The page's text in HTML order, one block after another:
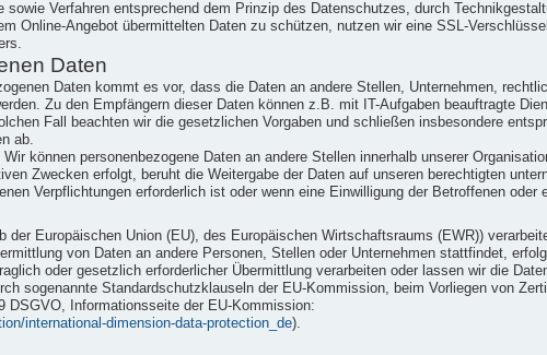
sowie Verfahren entsprechend dem Prinzip des Datenschutzes, durch
Online-Angebot übermittelten Daten zu schützen, nutzen wir eine SSL-
Daten
Daten kommt es vor, dass die Daten an andere Stellen, Unternehmen,
Zu den Empfängern dieser Daten können z.B. mit IT-Aufgaben beauftragte
Fall beachten wir die gesetzlichen Vorgaben und schließen insbesondere
ab.
Wir können personenbezogene Daten an andere Stellen innerhalb unserer
Zwecken erfolgt, beruht die Weitergabe der Daten auf unseren berechtigten
Verpflichtungen erforderlich ist oder wenn eine Einwilligung der Betroffenen oder
Europäischen Union (EU), des Europäischen Wirtschaftsraums (EWR))
von Daten an andere Personen, Stellen oder Unternehmen stattfindet,
oder gesetzlich erforderlicher Übermittlung verarbeiten oder lassen wir die
sogenannte Standardschutzklauseln der EU-Kommission, beim Vorliegen von
DSGVO, Informationsseite der EU-Kommission:
international-dimension-data-protection_de).